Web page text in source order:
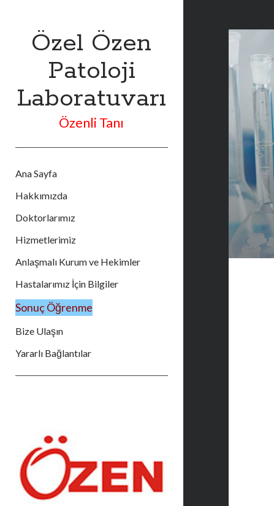
Özel Özen
Patoloji
Laboratuvarı
Özenli Tanı
Ana Sayfa
Hakkımızda
Doktorlarımız
Hizmetlerimiz
Anlaşmalı Kurum ve Hekimler
Hastalarımız İçin Bilgiler
Sonuç Öğrenme
Bize Ulaşın
Yararlı Bağlantılar
Yan